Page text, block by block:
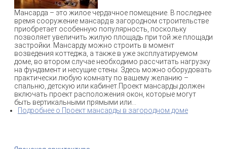
Мансарда – это жилое чердачное помещение. В последнее
время сооружение мансард в загородном строительстве
приобретает особенную популярность, поскольку
позволяет увеличить жилую площадь при той же площади
застройки. Мансарду можно строить в момент
возведения коттеджа, а также в уже эксплуатируемом
доме, во втором случае необходимо рассчитать нагрузку
на фундамент и несущие стены. Здесь можно оборудовать
практически любую комнату по вашему желанию –
спальню, детскую или кабинет.Проект мансарды должен
включать проект расположения окон, которые могут
быть вертикальными прямыми или...
Подробнее о Проект мансарды в загородном доме